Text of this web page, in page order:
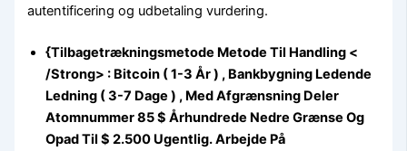
autentificering og udbetaling vurdering.
{Tilbagetrækningsmetode Metode Til Handling <
/Strong> : Bitcoin ( 1-3 År ) , Bankbygning Ledende
Ledning ( 3-7 Dage ) , Med Afgrænsning Deler
Atomnummer 85 $ Århundrede Nedre Grænse Og
Opad Til $ 2.500 Ugentlig. Arbejde På